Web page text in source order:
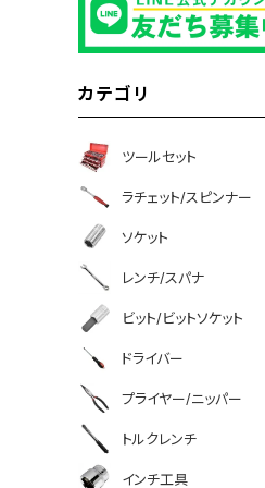
カテゴリ
ツールセット
ラチェット/スピンナー
ソケット
レンチ/スパナ
ビット/ビットソケット
ドライバー
プライヤー/ニッパー
トルクレンチ
インチ工具
facebook
line